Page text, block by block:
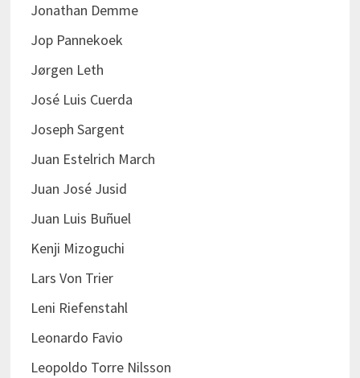
Jonathan Demme
Jop Pannekoek
Jørgen Leth
José Luis Cuerda
Joseph Sargent
Juan Estelrich March
Juan José Jusid
Juan Luis Buñuel
Kenji Mizoguchi
Lars Von Trier
Leni Riefenstahl
Leonardo Favio
Leopoldo Torre Nilsson